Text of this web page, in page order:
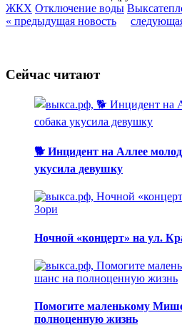
ЖКХ Отключение воды
« предыдущая новость
Сейчас читают
🐕 Инцидент на Аллее
укусила девушку
Ночной «концерт» на ул.
Помогите маленькому
полноценную жизнь